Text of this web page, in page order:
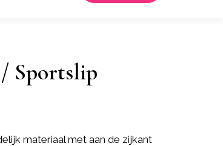
Sportslip
materiaal met aan de zijkant